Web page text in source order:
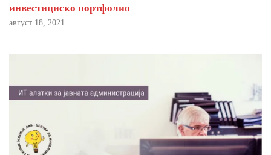
инвестициско портфолио
август 18, 2021